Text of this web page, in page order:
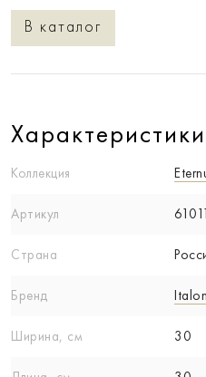
В каталог
Характеристики
Коллекция
Артикул
Страна
Бренд Italon
Ширина, см 30